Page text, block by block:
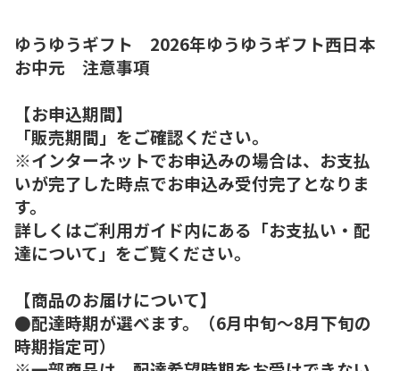
ゆうゆうギフト 2026年ゆうゆうギフト西日本
お中元 注意事項
【お申込期間】
「販売期間」をご確認ください。
※インターネットでお申込みの場合は、お支払
いが完了した時点でお申込み受付完了となりま
す。
詳しくはご利用ガイド内にある「お支払い・配
達について」をご覧ください。
【商品のお届けについて】
●配達時期が選べます。（6月中旬～8月下旬の
時期指定可）